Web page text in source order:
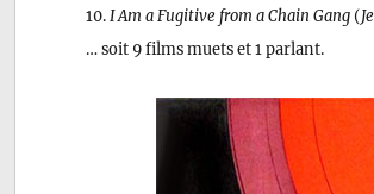
10.I Am a Fugitive from a Chain Gang(
… soit 9 films muets et 1 parlant.